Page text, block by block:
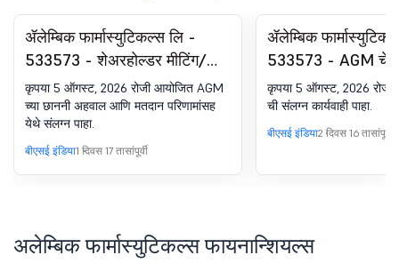
ॲलेम्बिक फार्मास्युटिकल्स लि -
533573 - शेअरहोल्डर मीटिंग/
पोस्टल बॅलट-स्क्रुटिनायझरचा
रिपोर्ट
कृपया 5 ऑगस्ट, 2026 रोजी आयोजित AGM
च्या छाननी अहवाल आणि मतदान परिणामांसह
येथे संलग्न पाहा.
बीएसई इंडिया1 दिवस 17 तासांपूर्वी
ॲलेम्बिक
533573 - AGM चे
मीटिंग/पोस्टल बॅलट-
कृपया 5 ऑगस्ट, 2026 रोजी
ची संलग्न कार्यवाही पाहा.
बीएसई इंडिया2 दिवस 16 तासांपूर्वी
अलेम्बिक फार्मास्युटिकल्स फायनान्शियल्स